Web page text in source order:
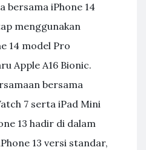
bersama iPhone 14
menggunakan
14 model Pro
Apple A16 Bionic.
bersama
7 serta iPad Mini
13 hadir di dalam
13 versi standar,